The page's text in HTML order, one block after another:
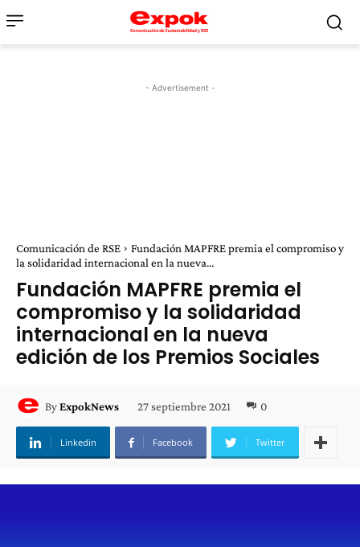
- Advertisement -
Comunicación de RSE
Fundación MAPFRE premia el compromiso y
la solidaridad internacional en la nueva...
Fundación MAPFRE premia el
compromiso y la solidaridad
internacional en la nueva
edición de los Premios Sociales
ByExpokNews 27 septiembre 2021 0
Linkedin Facebook Twitter